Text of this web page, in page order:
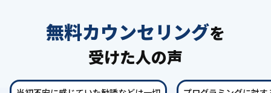
無料カウンセリングを
受けた人の声